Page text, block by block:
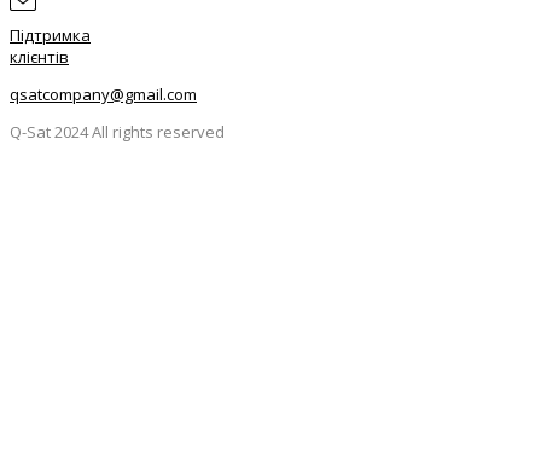
Підтримка
клієнтів
qsatcompany@gmail.com
Q-Sat 2024 All rights reserved